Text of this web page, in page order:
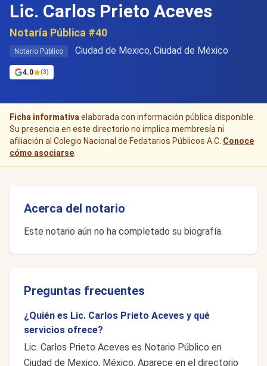
Lic. Carlos Prieto Aceves
Notaría Pública #40
Notario Público Ciudad de Mexico, Ciudad de México
4.0 (3)
Ficha informativa elaborada con información pública disponible.
Su presencia en este directorio no implica membresía ni
afiliación al Colegio Nacional de Fedatarios Públicos A.C. Conoce
cómo asociarse
Acerca del notario
Este notario aún no ha completado su biografía.
Preguntas frecuentes
¿Quién es Lic. Carlos Prieto Aceves y qué
servicios ofrece?
Lic. Carlos Prieto Aceves es Notario Público en
Ciudad de Mexico, México. Aparece en el directorio